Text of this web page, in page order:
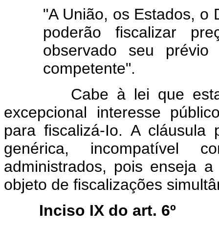
"A União, os Estados, o
poderão fiscalizar
observado seu prévio
competente".
Cabe à lei que
excepcional interesse
para fiscalizá-Io. A cláusula
genérica, incompatível
administrados, pois enseja
objeto de fiscalizações
Inciso IX do art. 6º